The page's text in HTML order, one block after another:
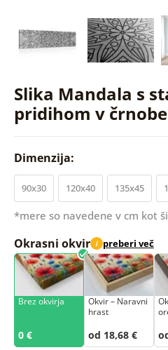
Slika Mandala s
pridihom v
Dimenzija:
90x30 120x40 135x45
*mere so navedene v cm kot
Okrasni okvir i preberi več
Brez okvirja
0 €
Okvir – Naravni
hrast
od 18,68 €